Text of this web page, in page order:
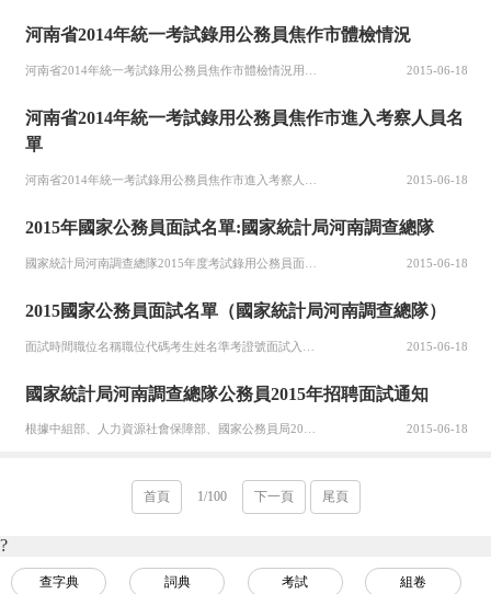
河南省2014年統一考試錄用公務員焦作市體檢情況
2015-06-18
河南省2014年統一考試錄用公務員焦作市進入考察人員名
單
2015-06-18
2015年國家公務員面試名單:國家統計局河南調查總隊
國家統計局河南調查總隊2015年度考試錄用公務員面試名單面試時間 職位名稱 職位代碼 考生姓名 準考證號 面試入圍分數線 備注 3月7日 國家統計局新鄉調查隊 1001716001盧夢 716241145701119.0003月7日 國家統計局新鄉調查隊 1001716001李園園 71624114... 2015-06-18
2015國家公務員面試名單（國家統計局河南調查總隊）
2015-06-18
國家統計局河南調查總隊公務員2015年招聘面試通知
根據中組部、人力資源社會保障部、國家公務員局2015年度考試錄用公務員工作要求，現將面試有關事項公告如下：面試確認請進入面試名單的考生于2月6日16時前確認是否參加面試。確認方式為電話確認或郵件確認。電話確認：請撥打0371-60336373、60336393。郵件確認：發送郵件至zdrsjyc@，... 2015-06-18
首頁 1/100 下一頁 尾頁
?
查字典 詞典 考試 組卷